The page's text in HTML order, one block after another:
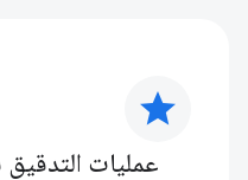
star
عمليات